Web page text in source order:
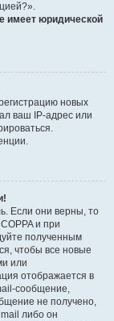
имеет юридической
новых
ваш IP-адрес или
Если они верны, то
и при
полученным
чтобы все новые
или
отображается в
сообщение,
не получено,
либо он